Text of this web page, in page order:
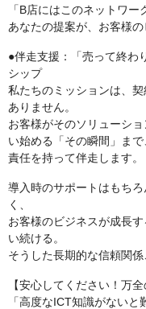
「B店にはこのネットワ
あなたの提案が、お客様の
●伴走支援：「売って終わ
シップ
私たちのミッションは、
ありません。
お客様がそのソリューシ
い始める「その瞬間」まで
責任を持って伴走します。
導入時のサポートはもち
く、
お客様のビジネスが成長
い続ける。
そうした長期的な信頼関
【安心してください！万
「高度なICT知識がない